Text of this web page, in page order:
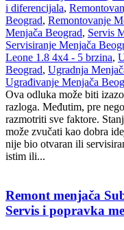
i diferencijala,
Beograd, Remontovanje
Menjača Beograd, Servis
Servisiranje Menjača
Leone 1.8 4x4 - 5 brzina,
Beograd, Ugradnja
Ugrađivanje Menjača
Ova odluka može biti
razloga. Međutim, pre
razmotriti sve faktore.
može zvučati kao dobra
nije bio otvaran ili
istim ili...
Remont menjača
Servis i popravka